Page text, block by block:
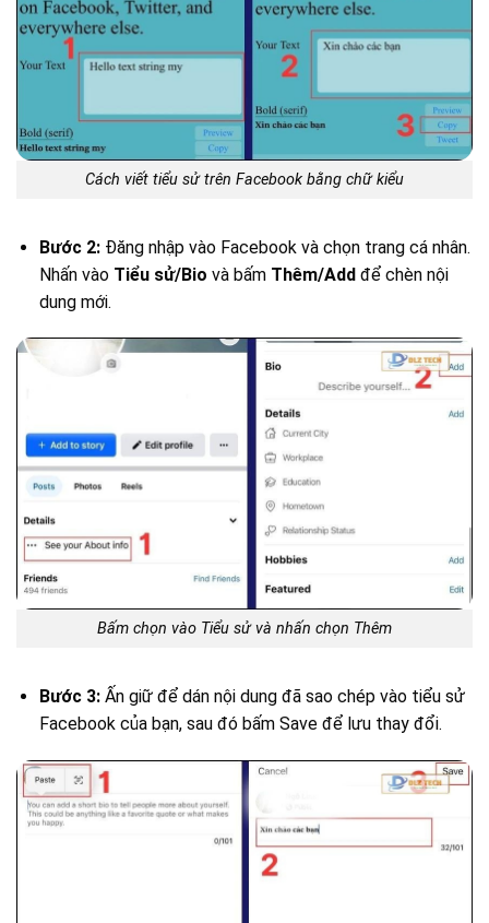
Cách viết tiểu sử trên Facebook bằng chữ kiểu
Bước 2:Đăng nhập vào Facebook và chọn trang cá nhân.
Nhấn vào Tiểu sử/Bio và bấm Thêm/Addđể chèn nội
dung mới.
Bấm chọn vào Tiểu sử và nhấn chọn Thêm
Bước 3:Ấn giữ để dán nội dung đã sao chép vào tiểu sử
Facebook của bạn, sau đó bấm Save để lưu thay đổi.